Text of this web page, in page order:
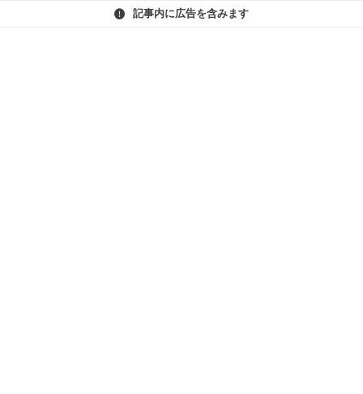
記事内に広告を含みます